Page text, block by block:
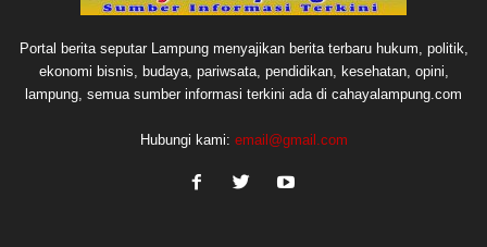
Portal berita seputar Lampung menyajikan berita terbaru hukum, politik,
ekonomi bisnis, budaya, pariwsata, pendidikan, kesehatan, opini,
lampung, semua sumber informasi terkini ada di cahayalampung.com
Hubungi kami: email@gmail.com